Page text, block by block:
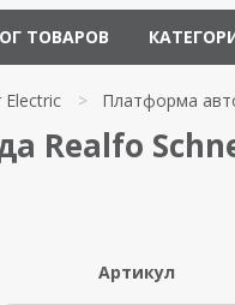
ТОВАРОВ
Electric > Платформа
Realfo
Артикул